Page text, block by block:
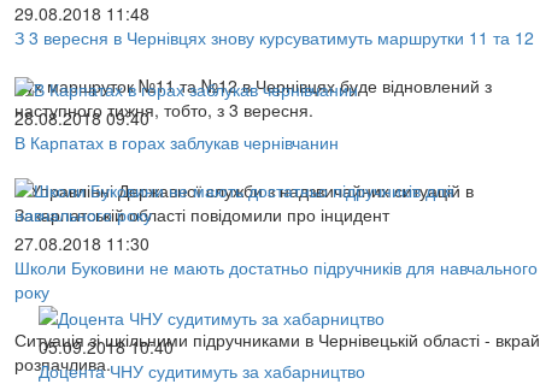
29.08.2018 11:48
З 3 вересня в Чернівцях знову курсуватимуть маршрутки 11 та 12
Рух маршруток №11 та №12 в Чернівцях буде відновлений з
наступного тижня, тобто, з 3 вересня.
28.08.2018 09:40
В Карпатах в горах заблукав чернівчанин
В Управлінні Державної служби з надзвичайних ситуацій в
Закарпатській області повідомили про інцидент
27.08.2018 11:30
Школи Буковини не мають достатньо підручників для навчального
року
Ситуація зі шкільними підручниками в Чернівецькій області - вкрай
розпачлива.
05.09.2018 10:40
Доцента ЧНУ судитимуть за хабарництво